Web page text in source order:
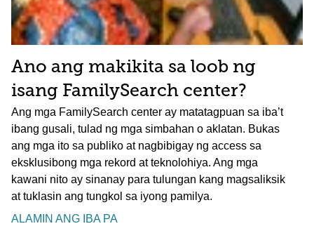
Ano ang makikita sa loob ng
isang FamilySearch center?
Ang mga FamilySearch center ay matatagpuan sa iba’t
ibang gusali, tulad ng mga simbahan o aklatan. Bukas
ang mga ito sa publiko at nagbibigay ng access sa
eksklusibong mga rekord at teknolohiya. Ang mga
kawani nito ay sinanay para tulungan kang magsaliksik
at tuklasin ang tungkol sa iyong pamilya.
ALAMIN ANG IBA PA